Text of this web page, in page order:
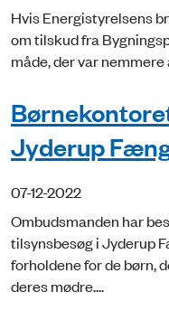
Hvis Energistyrelsens
om tilskud fra
måde, der var
Jyderup
07-12-2022
Ombudsmanden har
tilsynsbesøg i Jyderup
forholdene for de børn,
deres mødre....